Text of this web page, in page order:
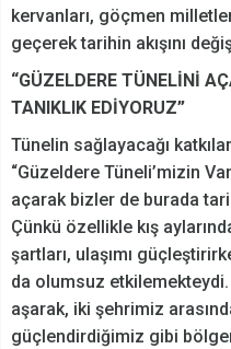
kervanları, göçmen
geçerek tarihin akışını
“GÜZELDERE TÜNELİNİ
TANIKLIK EDİYORUZ”
Tünelin sağlayacağı
“Güzeldere Tüneli’mizin
açarak bizler de burada
Çünkü özellikle kış
şartları, ulaşımı
da olumsuz
aşarak, iki şehrimiz
güçlendirdiğimiz gibi